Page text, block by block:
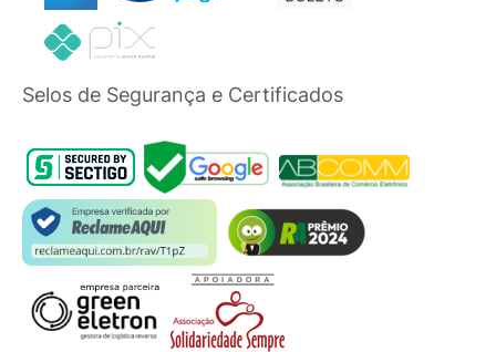
Selos de Segurança e Certificados